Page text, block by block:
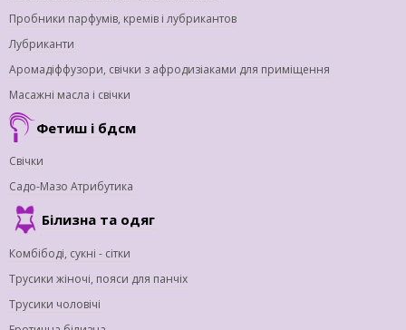
Пробники парфумів, кремів і лубрикантов
Лубриканти
Аромадіффузори, свічки з афродизіаками для приміщення
Масажні масла і свічки
Фетиш і бдсм
Свічки
Садо-Мазо Атрибутика
Білизна та одяг
Комбібоді, сукні - сітки
Трусики жіночі, пояси для панчіх
Трусики чоловічі